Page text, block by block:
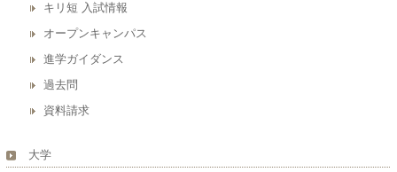
キリ短 入試情報
オープンキャンパス
進学ガイダンス
過去問
資料請求
大学